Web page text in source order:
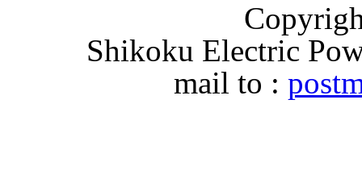
Shikoku Electric
mail to :